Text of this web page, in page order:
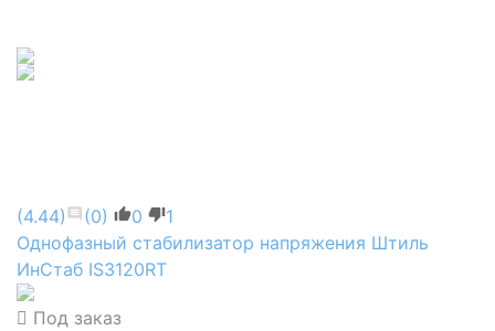
(4.44) (0) 0
1
Однофазный стабилизатор напряжения Штиль
ИнСтаб IS3120RT
Под заказ